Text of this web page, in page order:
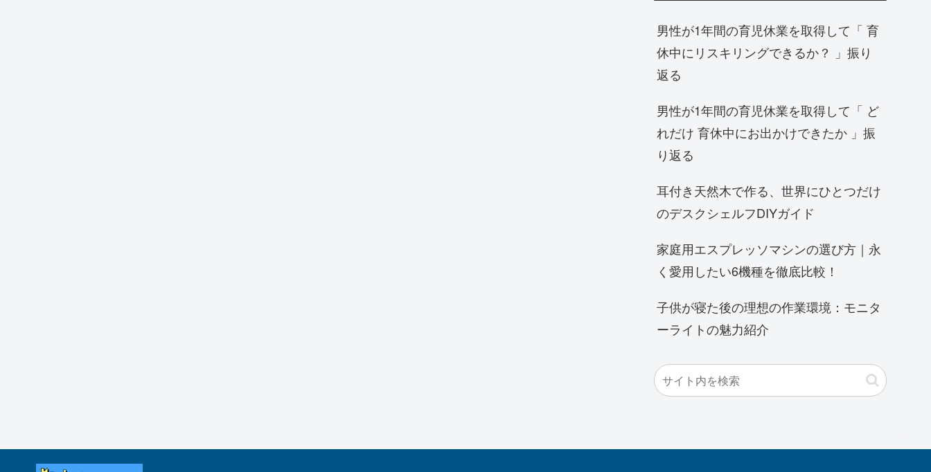
男性が1年間の育児休業を取得して「 育
休中にリスキリングできるか？ 」振り
返る
男性が1年間の育児休業を取得して「 ど
れだけ 育休中にお出かけできたか 」振
り返る
耳付き天然木で作る、世界にひとつだけ
のデスクシェルフDIYガイド
家庭用エスプレッソマシンの選び方｜永
く愛用したい6機種を徹底比較！
子供が寝た後の理想の作業環境：モニタ
ーライトの魅力紹介